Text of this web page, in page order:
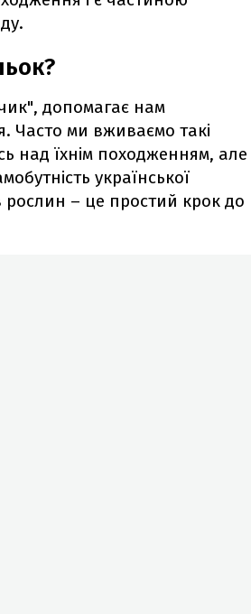
допомагає нам
Часто ми вживаємо такі
над їхнім походженням, але
української
– це простий крок до